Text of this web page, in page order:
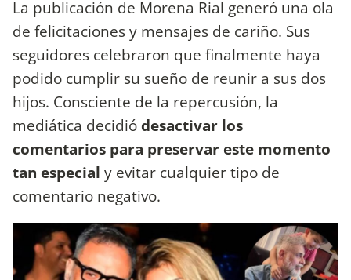
La publicación de Morena Rial generó una ola
de felicitaciones y mensajes de cariño. Sus
seguidores celebraron que finalmente haya
podido cumplir su sueño de reunir a sus dos
hijos. Consciente de la repercusión, la
mediática decidiódesactivar los
comentarios para preservar este momento
tan especial y evitar cualquier tipo de
comentario negativo.